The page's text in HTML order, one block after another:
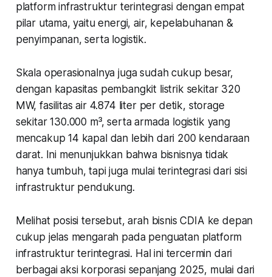
platform infrastruktur terintegrasi dengan empat
pilar utama, yaitu energi, air, kepelabuhanan &
penyimpanan, serta logistik.
Skala operasionalnya juga sudah cukup besar,
dengan kapasitas pembangkit listrik sekitar 320
MW, fasilitas air 4.874 liter per detik, storage
sekitar 130.000 m³, serta armada logistik yang
mencakup 14 kapal dan lebih dari 200 kendaraan
darat. Ini menunjukkan bahwa bisnisnya tidak
hanya tumbuh, tapi juga mulai terintegrasi dari sisi
infrastruktur pendukung.
Melihat posisi tersebut, arah bisnis CDIA ke depan
cukup jelas mengarah pada penguatan platform
infrastruktur terintegrasi. Hal ini tercermin dari
berbagai aksi korporasi sepanjang 2025, mulai dari